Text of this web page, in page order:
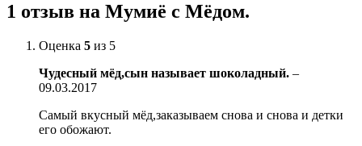
1 отзыв на Мумиё с Мёдом.
Оценка 5 из 5
Чудесный мёд,сын называет шоколадный. –
09.03.2017
Самый вкусный мёд,заказываем снова и снова и детки
его обожают.